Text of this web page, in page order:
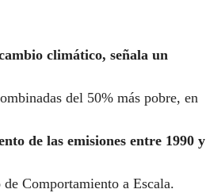
climático, señala un
del 50% más pobre, en
de las emisiones entre 1990 y
Comportamiento a Escala.